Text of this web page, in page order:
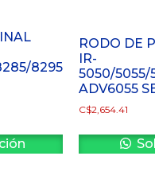
8295
RODO DE
IR-
5050/
ADV6055
C$2,654.41